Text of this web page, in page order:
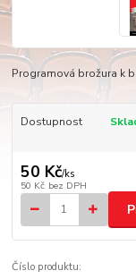
Programová brožura k
Dostupnost
50 Kč/ks
50 Kč bez DPH
Číslo produktu: